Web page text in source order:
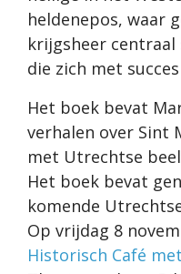
heldenepos, waar
krijgsheer
die zich met
Het boek bevat
verhalen over Sint
met Utrechtse
Het boek bevat
komende
Op vrijdag 8
Historisch Café